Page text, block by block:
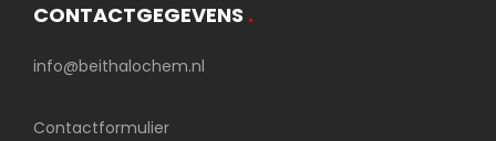
CONTACTGEGEVENS .
info@beithalochem.nl
Contactformulier